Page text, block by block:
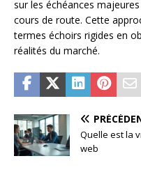
sur les échéances
cours de route. Cette
termes échoirs rigides en
réalités du marché.
Quelle est la
web